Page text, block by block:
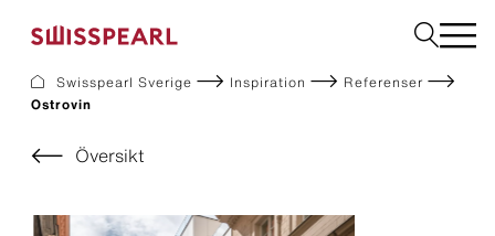
Fasad
Tak
Bygg
Interiör
Swisspearl Sverige Inspiration
Referenser
Ostrovin
Översikt